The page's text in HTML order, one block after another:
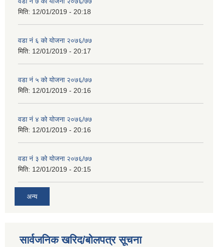
मिति: 12/01/2019 - 20:18
वडा नं ६ को योजना २०७६/७७
मिति: 12/01/2019 - 20:17
वडा नं ५ को योजना २०७६/७७
मिति: 12/01/2019 - 20:16
वडा नं ४ को योजना २०७६/७७
मिति: 12/01/2019 - 20:16
वडा नं ३ को योजना २०७६/७७
मिति: 12/01/2019 - 20:15
अन्य
सार्वजनिक खरिद/बोलपत्र सूचना